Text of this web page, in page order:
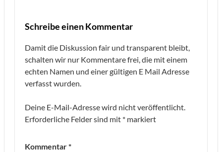
Schreibe einen Kommentar
Damit die Diskussion fair und transparent bleibt,
schalten wir nur Kommentare frei, die mit einem
echten Namen und einer gültigen E Mail Adresse
verfasst wurden.
Deine E-Mail-Adresse wird nicht veröffentlicht.
Erforderliche Felder sind mit * markiert
Kommentar*